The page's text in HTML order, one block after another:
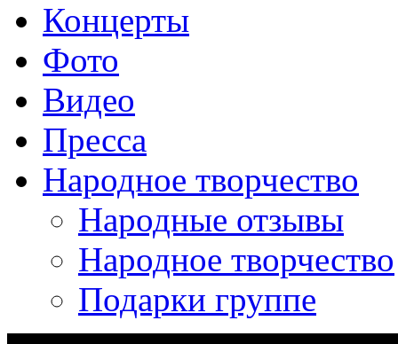
Концерты
Фото
Видео
Пресса
Народное творчество
Народные отзывы
Народное творчество
Подарки группе